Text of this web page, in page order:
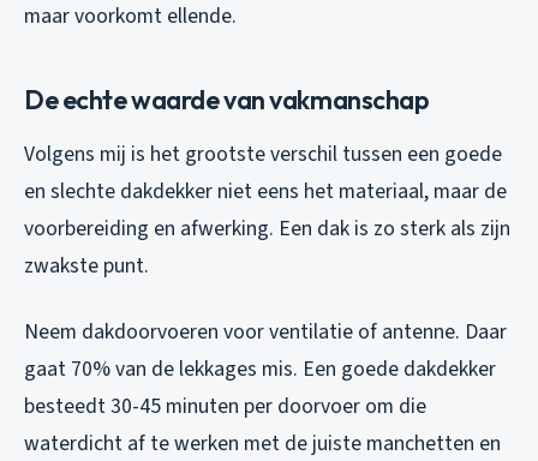
maar voorkomt ellende.
De echte waarde van vakmanschap
Volgens mij is het grootste verschil tussen een goede
en slechte dakdekker niet eens het materiaal, maar de
voorbereiding en afwerking. Een dak is zo sterk als zijn
zwakste punt.
Neem dakdoorvoeren voor ventilatie of antenne. Daar
gaat 70% van de lekkages mis. Een goede dakdekker
besteedt 30-45 minuten per doorvoer om die
waterdicht af te werken met de juiste manchetten en